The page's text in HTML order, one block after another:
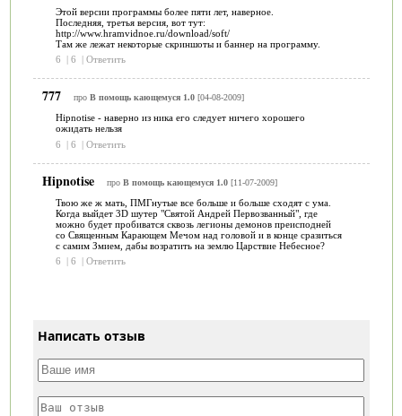
Этой версии программы более пяти лет, наверное.
Последняя, третья версия, вот тут:
http://www.hramvidnoe.ru/download/soft/
Там же лежат некоторые скриншоты и баннер на программу.
6
| 6 | Ответить
777 про В помощь кающемуся 1.0[04-08-2009]
Hipnotise - наверно из ника его следует ничего хорошего
ожидать нельзя
6
| 6 | Ответить
Hipnotise про В помощь кающемуся 1.0[11-07-2009]
Твою же ж мать, ПМГнутые все больше и больше сходят с ума.
Когда выйдет 3D шутер "Святой Андрей Первозванный", где
можно будет пробиватся сквозь легионы демонов преисподней
со Священным Карающем Мечом над головой и в конце сразиться
с самим Змием, дабы возратить на землю Царствие Небесное?
6
| 6 | Ответить
Написать отзыв